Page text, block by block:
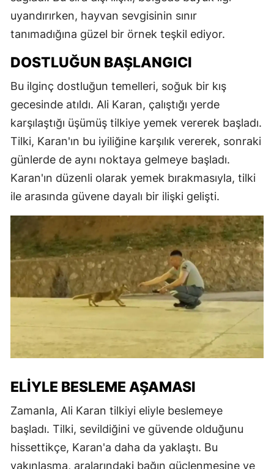
uyandırırken, hayvan sevgisinin sınır
tanımadığına güzel bir örnek teşkil ediyor.
DOSTLUĞUN BAŞLANGICI
Bu ilginç dostluğun temelleri, soğuk bir kış
gecesinde atıldı. Ali Karan, çalıştığı yerde
karşılaştığı üşümüş tilkiye yemek vererek başladı.
Tilki, Karan'ın bu iyiliğine karşılık vererek, sonraki
günlerde de aynı noktaya gelmeye başladı.
Karan'ın düzenli olarak yemek bırakmasıyla, tilki
ile arasında güvene dayalı bir ilişki gelişti.
ELIYLE BESLEME AŞAMASI
Zamanla, Ali Karan tilkiyi eliyle beslemeye
başladı. Tilki, sevildiğini ve güvende olduğunu
hissettikçe, Karan'a daha da yaklaştı. Bu
yakınlaşma, aralarındaki bağın güçlenmesine ve